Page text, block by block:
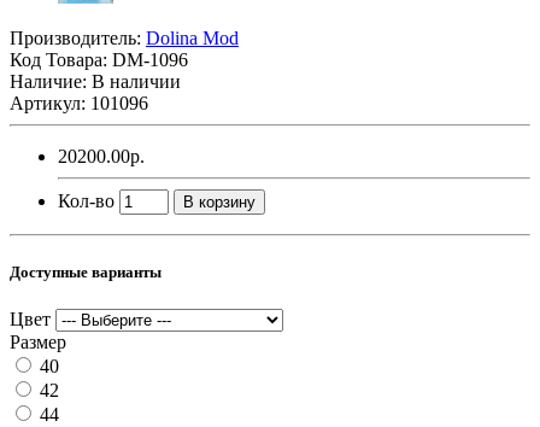
Производитель: Dolina Mod
Код Товара: DM-1096
Наличие: В наличии
Артикул: 101096
20200.00р.
Кол-во В корзину
Доступные варианты
Цвет
Размер
40
42
44